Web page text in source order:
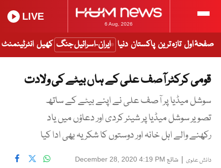
6 Aug, 2026
LIVE
صفحۂ اول تازہ ترین پاکستان دنیا ایران-اسرائیل جنگ کھیل انٹرٹینمنٹ
قومی کرکٹر آصف علی کے ہاں بیٹے کی ولادت
سوشل میڈیا پر آصف علی نے اپنے بیٹے کے ساتھ
تصویر سوشل میڈیا پر شیئر کردی اور دعاؤں میں یاد
رکھنے والے اہل خانہ اور دوستوں کا شکریہ بھی ادا کیا
دانش علوی | شائع December 28, 2020 4:19 PM